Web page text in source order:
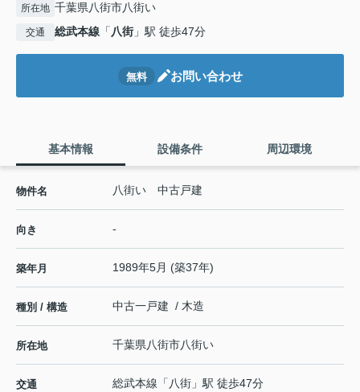
所在地 千葉県八街市八街い
交通 総武本線 「八街」駅 徒歩47分
無料 お問い合わせ
基本情報 設備条件 周辺環境
物件名 八街い 中古戸建
向き -
築年月 1989年5月 (築37年)
種別 / 構造 中古一戸建 / 木造
所在地 千葉県八街市八街い
交通 総武本線 「 八街 」駅 徒歩47分